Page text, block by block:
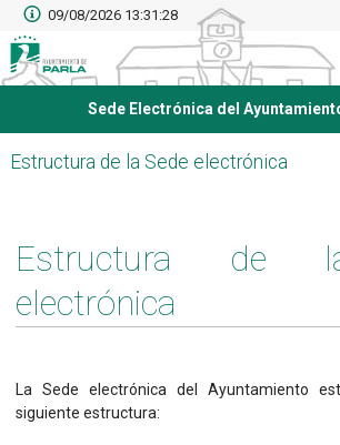
09/08/2026 13:31:28
Sede Electrónica del
Estructura de la Sede electrónica
Estructura de la Sede
electrónica
La Sede electrónica del Ayuntamiento
siguiente estructura: